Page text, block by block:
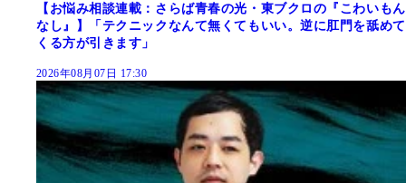
【お悩み相談連載：さらば青春の光・東ブクロの『こわいもん
なし』】「テクニックなんて無くてもいい。逆に肛門を舐めて
くる方が引きます」
2026年08月07日 17:30